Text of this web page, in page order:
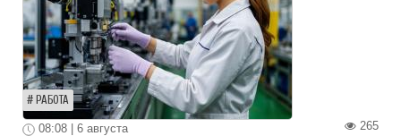
РАБОТА
265
08:08 | 6 августа